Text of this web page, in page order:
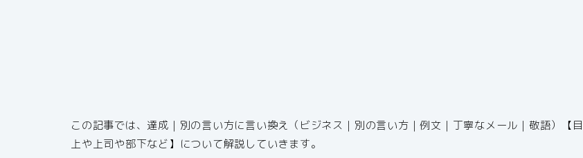
この記事では、達成｜別の言い方に言い換え（ビジネス｜別の言い方｜例文｜丁寧なメール｜敬語）【目
上や上司や部下など】について解説していきます。